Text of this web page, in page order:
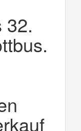
32.